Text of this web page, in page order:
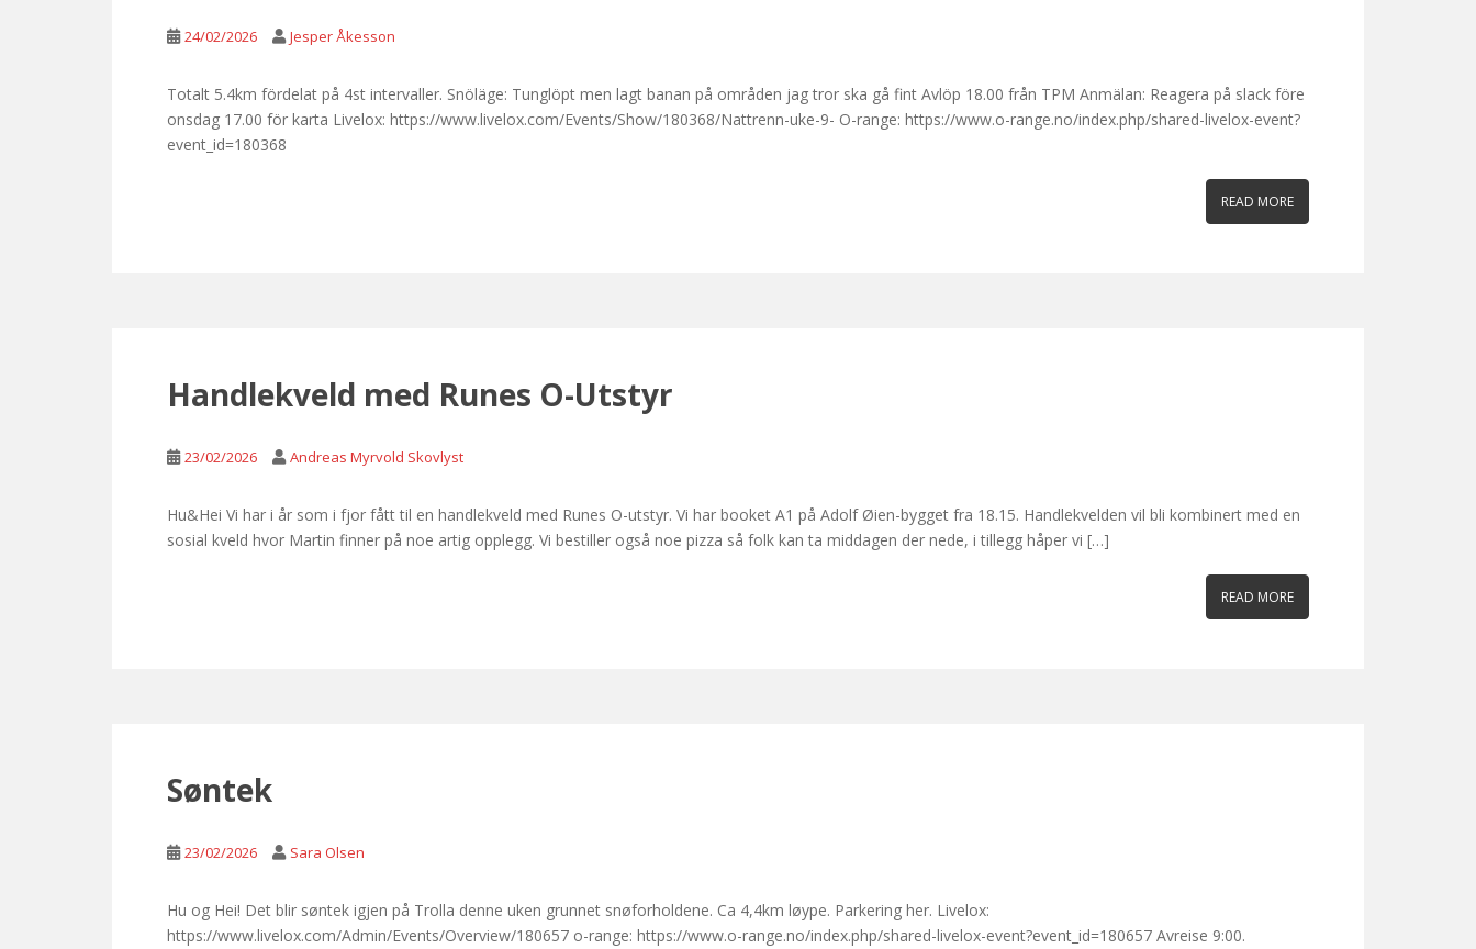
24/02/2026 Jesper Åkesson
Totalt 5.4km fördelat på 4st intervaller. Snöläge: Tunglöpt men lagt banan på områden jag tror ska gå fint Avlöp 18.00 från TPM Anmälan: Reagera på slack före
onsdag 17.00 för karta Livelox: https://www.livelox.com/Events/Show/180368/Nattrenn-uke-9- O-range: https://www.o-range.no/index.php/shared-livelox-event?
event_id=180368
READ MORE
Handlekveld med Runes O-Utstyr
23/02/2026 Andreas Myrvold Skovlyst
Hu&Hei Vi har i år som i fjor fått til en handlekveld med Runes O-utstyr. Vi har booket A1 på Adolf Øien-bygget fra 18.15. Handlekvelden vil bli kombinert med en
sosial kveld hvor Martin finner på noe artig opplegg. Vi bestiller også noe pizza så folk kan ta middagen der nede, i tillegg håper vi […]
READ MORE
Søntek
23/02/2026 Sara Olsen
Hu og Hei! Det blir søntek igjen på Trolla denne uken grunnet snøforholdene. Ca 4,4km løype. Parkering her. Livelox:
https://www.livelox.com/Admin/Events/Overview/180657 o-range: https://www.o-range.no/index.php/shared-livelox-event?event_id=180657 Avreise 9:00.